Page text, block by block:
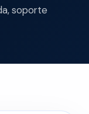
soporte